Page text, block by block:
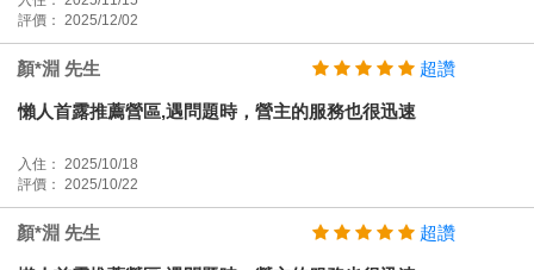
評價： 2025/12/02
顏*淵 先生 超讚
懶人首露推薦營區,遇問題時，營主的服務也很迅速
入住： 2025/10/18
評價： 2025/10/22
顏*淵 先生 超讚